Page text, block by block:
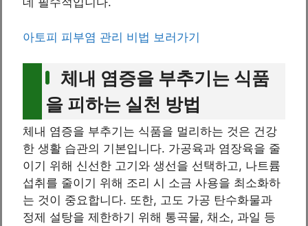
아토피 피부염 관리 비법 보러가기
체내 염증을 부추기는 식품
을 피하는 실천 방법
체내 염증을 부추기는 식품을 멀리하는 것은 건강
한 생활 습관의 기본입니다. 가공육과 염장육을 줄
이기 위해 신선한 고기와 생선을 선택하고, 나트륨
섭취를 줄이기 위해 조리 시 소금 사용을 최소화하
는 것이 중요합니다. 또한, 고도 가공 탄수화물과
정제 설탕을 제한하기 위해 통곡물, 채소, 과일 등